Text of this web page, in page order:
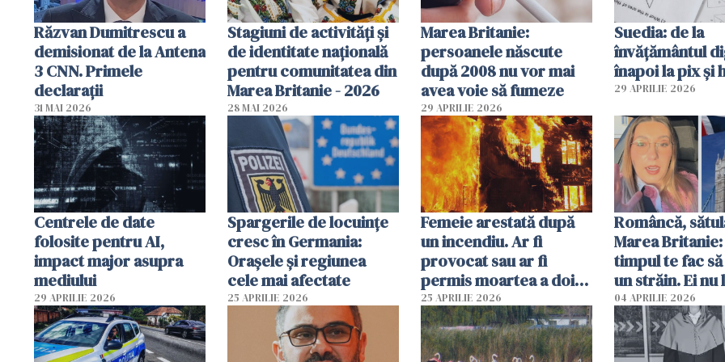
Răzvan Dumitrescu a
demisionat de la Antena
3 CNN. Primele
declarații
31 MAI 2026
Stagiuni de activități și
de identitate națională
pentru comunitatea din
Marea Britanie - 2026
28 MAI 2026
Marea Britanie:
persoanele născute
după 2008 nu vor mai
avea voie să fumeze
29 APRILIE 2026
Suedia: de la
învățământul
înapoi la pix și
29 APRILIE 2026
Centrele de date
folosite pentru AI,
impact major asupra
mediului
29 APRILIE 2026
Spargerile de locuințe
cresc în Germania:
Orașele și regiunea
cele mai afectate
25 APRILIE 2026
Femeie arestată după
un incendiu. Ar fi
provocat sau ar fi
permis moartea a doi
copii de 1 an și 3 ani
25 APRILIE 2026
Româncă,
Marea
timpul te fac
un străin. Ei nu
ca noi. În
oamenii sunt
04 APRILIE 2026